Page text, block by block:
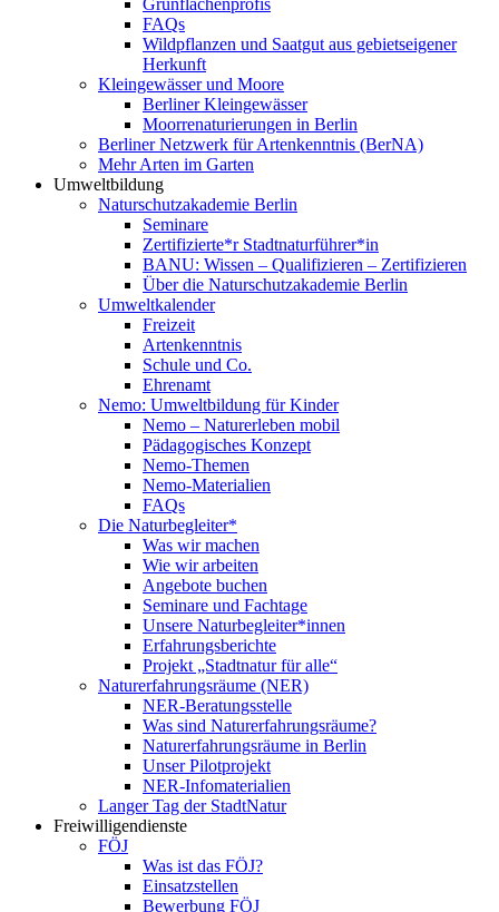
Grünflächenprofis
FAQs
Wildpflanzen und Saatgut aus gebietseigener
Herkunft
Kleingewässer und Moore
Berliner Kleingewässer
Moorrenaturierungen in Berlin
Berliner Netzwerk für Artenkenntnis (BerNA)
Mehr Arten im Garten
Umweltbildung
Naturschutzakademie Berlin
Seminare
Zertifizierte*r Stadtnaturführer*in
BANU: Wissen – Qualifizieren – Zertifizieren
Über die Naturschutzakademie Berlin
Umweltkalender
Freizeit
Artenkenntnis
Schule und Co.
Ehrenamt
Nemo: Umweltbildung für Kinder
Nemo – Naturerleben mobil
Pädagogisches Konzept
Nemo-Themen
Nemo-Materialien
FAQs
Die Naturbegleiter*
Was wir machen
Wie wir arbeiten
Angebote buchen
Seminare und Fachtage
Unsere Naturbegleiter*innen
Erfahrungsberichte
Projekt „Stadtnatur für alle“
Naturerfahrungsräume (NER)
NER-Beratungsstelle
Was sind Naturerfahrungsräume?
Naturerfahrungsräume in Berlin
Unser Pilotprojekt
NER-Infomaterialien
Langer Tag der StadtNatur
Freiwilligendienste
FÖJ
Was ist das FÖJ?
Einsatzstellen
Bewerbung FÖJ